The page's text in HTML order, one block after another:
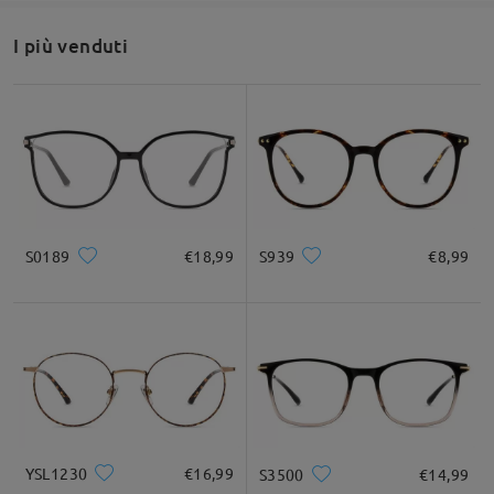
Design elegante a occhi di gatto per un look audace
Firmoo's
Ciao Marika
Grazie per la tua richiesta!
che hai condiviso:
https://www.firmoo.it/eyeglasses-p-
10743.html
I più venduti
S0189 €18,99 S939 €8,99
YSL1230 €16,99 S3500 €14,99